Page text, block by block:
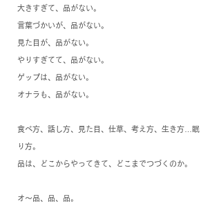
大きすぎて、品がない。
言葉づかいが、品がない。
見た目が、品がない。
やりすぎてて、品がない。
ゲップは、品がない。
オナラも、品がない。
食べ方、話し方、見た目、仕草、考え方、生き方…眠
り方。
品は、どこからやってきて、どこまでつづくのか。
オ〜品、品、品。